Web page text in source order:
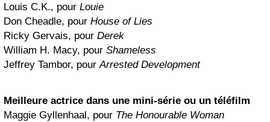
Louis C.K., pour Louie
Don Cheadle, pour House of Lies
Ricky Gervais, pour Derek
William H. Macy, pour Shameless
Jeffrey Tambor, pourArrested Development
Meilleure actrice dans une mini-série ou un téléfilm
Maggie Gyllenhaal, pour The Honourable Woman